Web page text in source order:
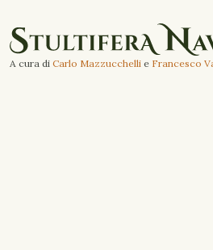
A cura di Carlo Mazzucchelli e Francesco